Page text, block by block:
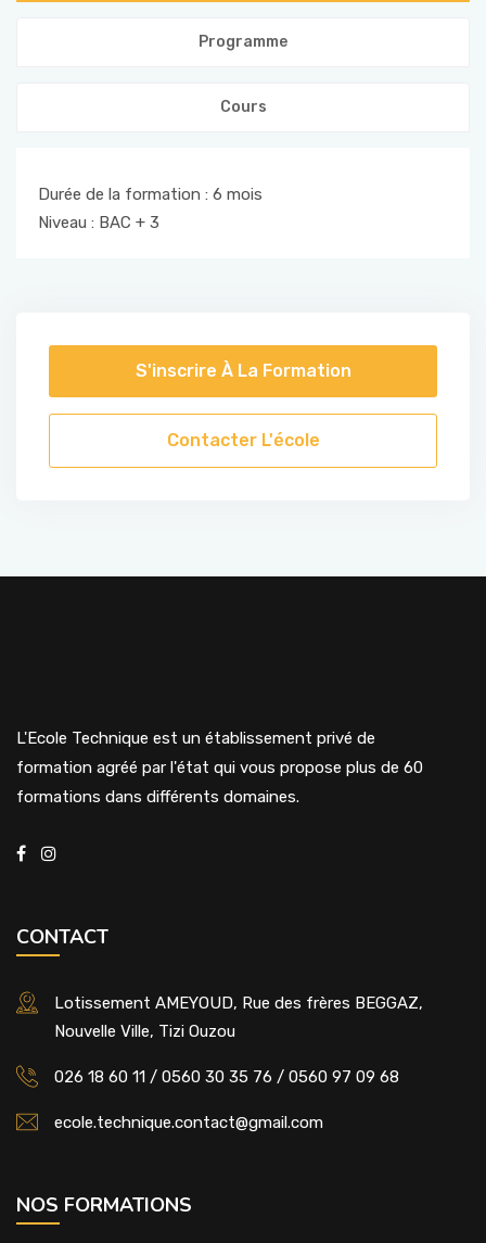
Notre Actualité
CONTACT
Programme
Cours
Durée de la formation : 6 mois
Niveau : BAC + 3
S'inscrire À La Formation
Contacter L'école
L'Ecole Technique est un établissement privé de
formation agréé par l'état qui vous propose plus de 60
formations dans différents domaines.
CONTACT
Lotissement AMEYOUD, Rue des frères BEGGAZ,
Nouvelle Ville, Tizi Ouzou
026 18 60 11 / 0560 30 35 76 / 0560 97 09 68
ecole.technique.contact@gmail.com
NOS FORMATIONS